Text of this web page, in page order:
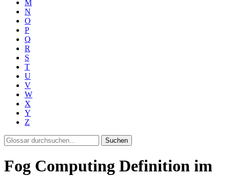
M
N
O
P
Q
R
S
T
U
V
W
X
Y
Z
Suchen
Fog Computing Definition im